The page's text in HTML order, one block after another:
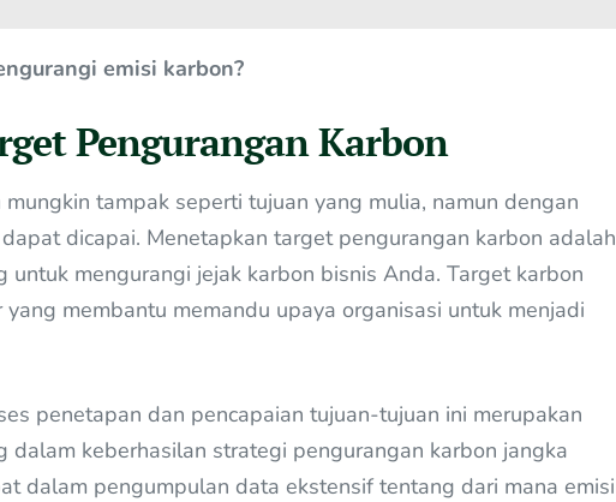
emisi karbon?
Pengurangan Karbon
tampak seperti tujuan yang mulia, namun dengan
dicapai. Menetapkan target pengurangan karbon adalah
mengurangi jejak karbon bisnis Anda. Target karbon
membantu memandu upaya organisasi untuk menjadi
penetapan dan pencapaian tujuan-tujuan ini merupakan
dalam keberhasilan strategi pengurangan karbon jangka
dalam pengumpulan data ekstensif tentang dari mana emisi